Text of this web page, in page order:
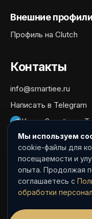
Внешние профили
Профиль на Clutch
Контакты
info@smartiee.ru
Написать в Telegram
Канал Smartiee в
Документы
Политика
Согласие на
Политика cookie
Пользовательское
Мы используем
cookie-файлы для
посещаемости и
опыта. Продолжая
соглашаетесь с
обработки